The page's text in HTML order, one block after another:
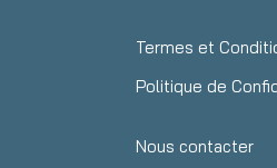
Termes et
Politique de
Nous contacter